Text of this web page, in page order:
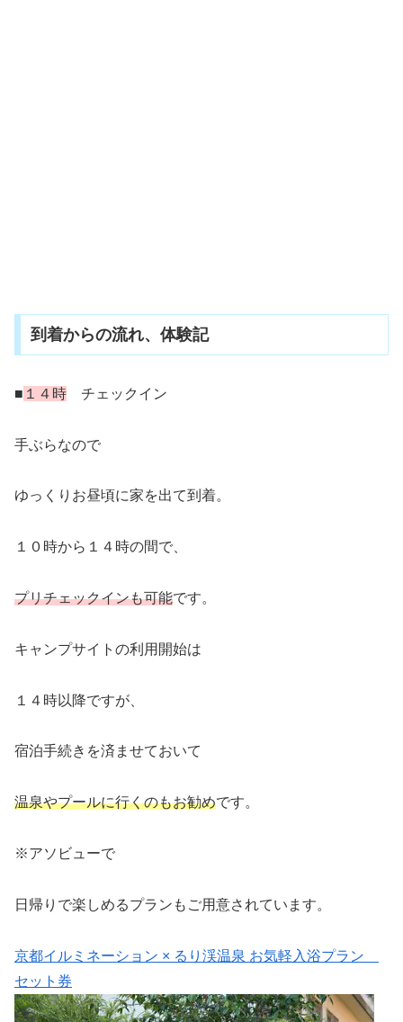
到着からの流れ、体験記
■ １４時 チェックイン
手ぶらなので
ゆっくりお昼頃に家を出て到着。
１０時から１４時の間で、
プリチェックインも可能です。
キャンプサイトの利用開始は
１４時以降ですが、
宿泊手続きを済ませておいて
温泉やプールに行くのもお勧めです。
※アソビューで
日帰りで楽しめるプランもご用意されています。
京都イルミネーション × るり渓温泉 お気軽入浴プラン
セット券